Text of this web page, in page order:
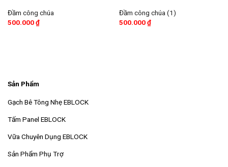
Đầm công chúa
500.000₫
Đầm công chúa (1)
500.000₫
Sản Phẩm
Gạch Bê Tông Nhẹ EBLOCK
Tấm Panel EBLOCK
Vữa Chuyên Dụng EBLOCK
Sản Phẩm Phụ Trợ